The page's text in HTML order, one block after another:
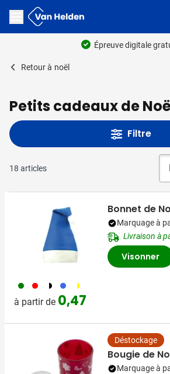
Aller au contenu
Ouvrir le menu
60 ans
Retour à noël
Petits cadeaux de
Filtre
18 articles
004 008 040 948 096
à partir de 0,47
Bonnet de
Marquage à
Livraison à
Visonner
Déstockage
Bougie de
Marquage à